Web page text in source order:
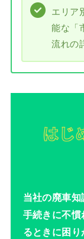
エリア
能な「
流れの
当社の廃車
手続きに不
るときに困